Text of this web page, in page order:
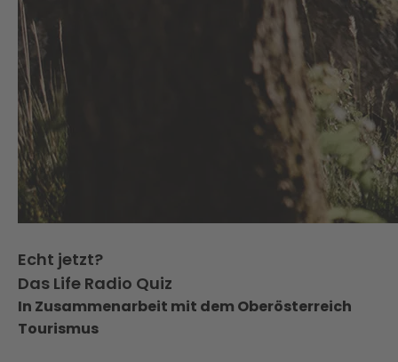
Echt jetzt?
Das Life Radio Quiz
In Zusammenarbeit mit dem Oberösterreich
Tourismus